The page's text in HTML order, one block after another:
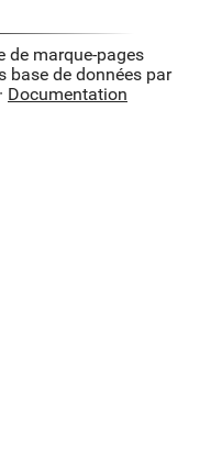
de marque-pages
base de données par
Documentation